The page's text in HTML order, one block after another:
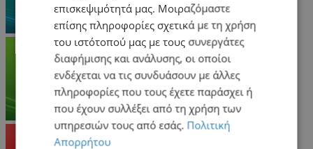
επισκεψιμότητά μας. Μοιραζόμαστε
επίσης πληροφορίες σχετικά με τη χρήση
του ιστότοπού μας με τους συνεργάτες
διαφήμισης και ανάλυσης, οι οποίοι
ενδέχεται να τις συνδυάσουν με άλλες
πληροφορίες που τους έχετε παράσχει ή
που έχουν συλλέξει από τη χρήση των
υπηρεσιών τους από εσάς. Πολιτική
Απορρήτου